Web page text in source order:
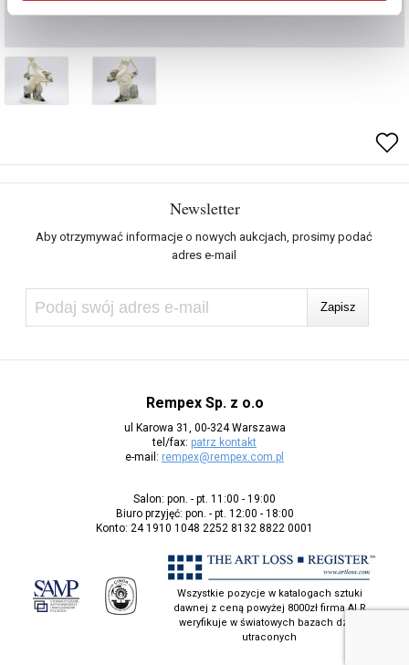
Newsletter
Aby otrzymywać informacje o nowych aukcjach, prosimy podać
adres e-mail
Rempex Sp. z o.o
ul Karowa 31, 00-324 Warszawa
tel/fax: patrz kontakt
e-mail: rempex@rempex.com.pl
Salon: pon. - pt. 11:00 - 19:00
Biuro przyjęć: pon. - pt. 12:00 - 18:00
Konto: 24 1910 1048 2252 8132 8822 0001
Wszystkie pozycje w katalogach sztuki
dawnej z ceną powyżej 8000zł firma ALR
weryfikuje w światowych bazach dzieł
utraconych